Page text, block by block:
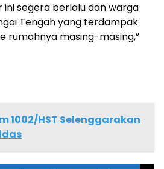
ini segera berlalu dan warga
Tengah yang terdampak
rumahnya masing-masing,”
1002/HST Selenggarakan